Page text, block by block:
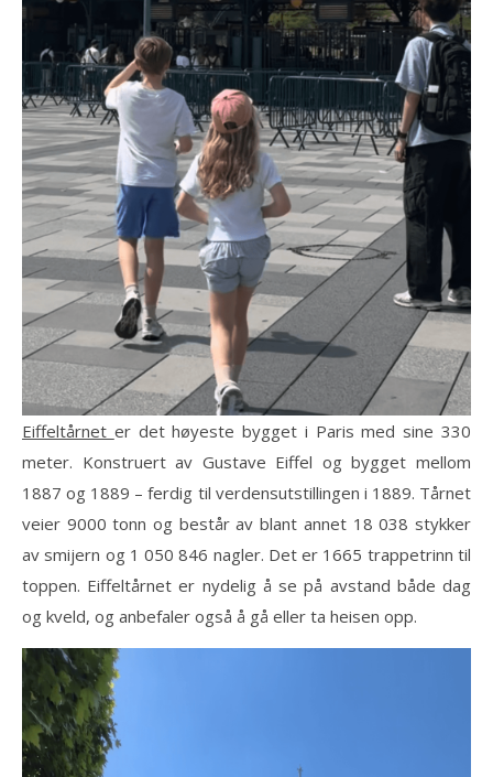
Eiffeltårnet er det høyeste bygget i Paris med sine 330
meter. Konstruert av Gustave Eiffel og bygget mellom
1887 og 1889 – ferdig til verdensutstillingen i 1889. Tårnet
veier 9000 tonn og består av blant annet 18 038 stykker
av smijern og 1 050 846 nagler. Det er 1665 trappetrinn til
toppen. Eiffeltårnet er nydelig å se på avstand både dag
og kveld, og anbefaler også å gå eller ta heisen opp.